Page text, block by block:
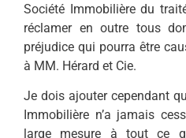
Société Immobilière du
réclamer en outre tous
préjudice qui pourra être
à MM. Hérard et Cie.
Je dois ajouter cependant
Immobilière n’a jamais
large mesure à tout ce